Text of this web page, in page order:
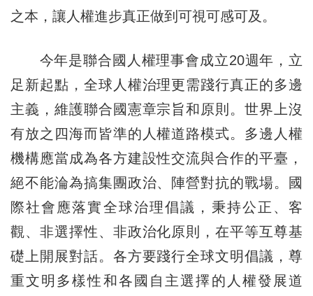
之本，讓人權進步真正做到可視可感可及。
今年是聯合國人權理事會成立20週年，立
足新起點，全球人權治理更需踐行真正的多邊
主義，維護聯合國憲章宗旨和原則。世界上沒
有放之四海而皆準的人權道路模式。多邊人權
機構應當成為各方建設性交流與合作的平臺，
絕不能淪為搞集團政治、陣營對抗的戰場。國
際社會應落實全球治理倡議，秉持公正、客
觀、非選擇性、非政治化原則，在平等互尊基
礎上開展對話。各方要踐行全球文明倡議，尊
重文明多樣性和各國自主選擇的人權發展道